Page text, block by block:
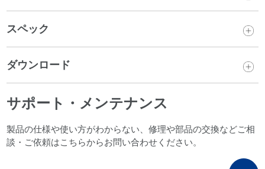
スペック
ダウンロード
サポート・メンテナンス
製品の仕様や使い方がわからない、修理や部品の交換などご相
談・ご依頼はこちらからお問い合わせください。